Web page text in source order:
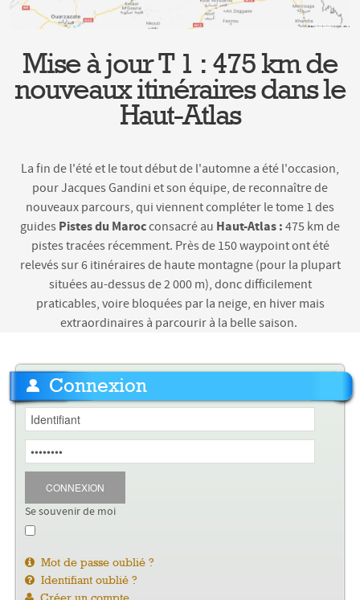
Mise à jour T 1 : 475 km de
nouveaux itinéraires dans le
Haut-Atlas
La fin de l'été et le tout début de l'automne a été l'occasion,
pour Jacques Gandini et son équipe, de reconnaître de
nouveaux parcours, qui viennent compléter le tome 1 des
guides Pistes du Marocconsacré au Haut-Atlas : 475 km de
pistes tracées récemment. Près de 150 waypoint ont été
relevés sur 6 itinéraires de haute montagne (pour la plupart
situées au-dessus de 2 000 m), donc difficilement
praticables, voire bloquées par la neige, en hiver mais
extraordinaires à parcourir à la belle saison.
Connexion
CONNEXION
Se souvenir de moi
Mot de passe oublié ?
Identifiant oublié ?